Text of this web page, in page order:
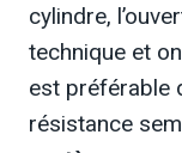
cylindre,
technique et
est préférable
résistance